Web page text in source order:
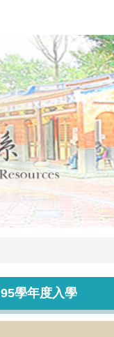
95學年度入學